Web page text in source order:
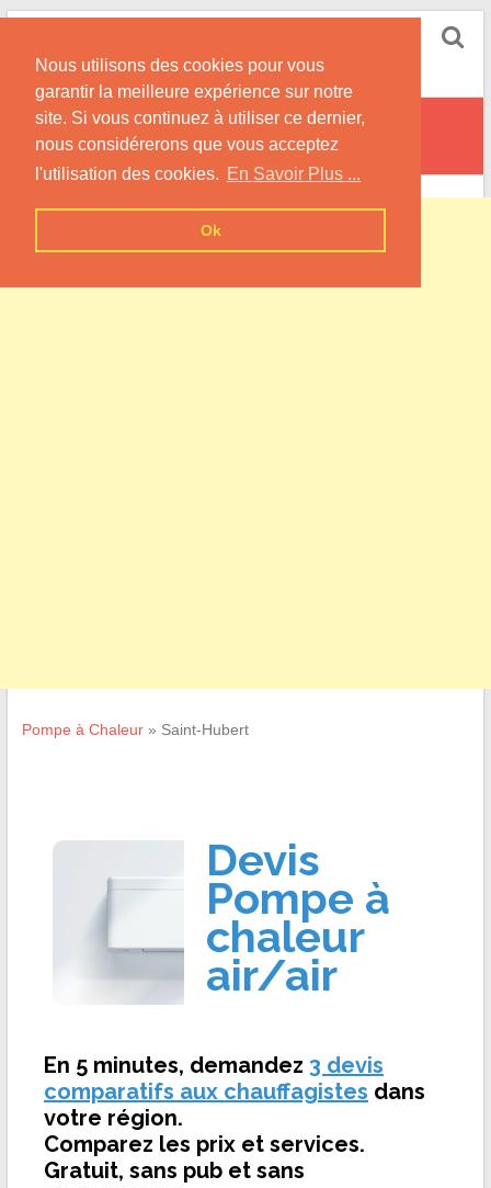
Nous utilisons des cookies pour vous
garantir la meilleure expérience sur notre
site. Si vous continuez à utiliser ce dernier,
nous considérerons que vous acceptez
l'utilisation des cookies. En Savoir Plus ...
Ok
Skip
content
Informations sur les Pompes à Chaleur
Saint-Hubert
Pompe à Chaleur» Saint-Hubert